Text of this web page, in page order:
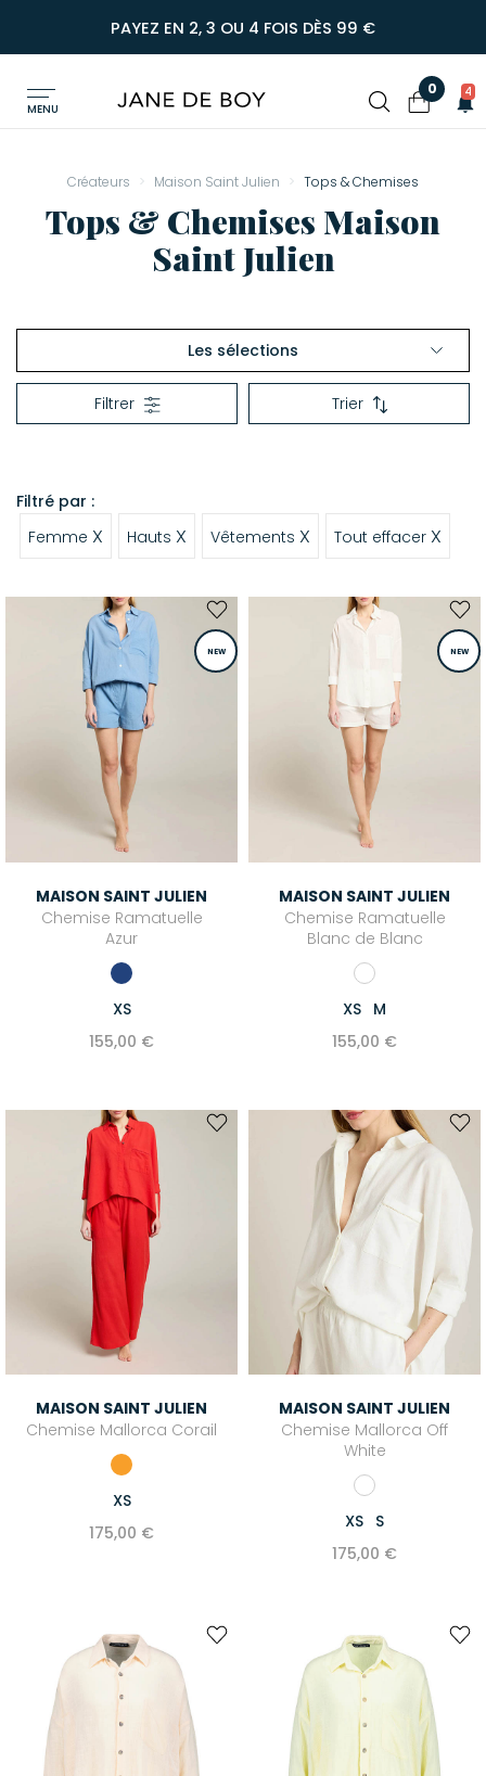
PAYEZ EN 2, 3 OU 4 FOIS DÈS 99 €
MENU
0 4
Créateurs Maison Saint Julien Tops & Chemises
Tops & Chemises Maison
Saint Julien
Les sélections
Robes
Tops & Chemises
Filtrer Trier
Filtré par :
Femme X Hauts X Vêtements X Tout effacer X
NEW
MAISON SAINT JULIEN
Chemise Ramatuelle
Azur
XS
155,00 €
NEW
MAISON SAINT JULIEN
Chemise Ramatuelle
Blanc de Blanc
XS M
155,00 €
MAISON SAINT JULIEN
Chemise Mallorca Corail
XS
175,00 €
MAISON SAINT JULIEN
Chemise Mallorca Off
White
XS S
175,00 €